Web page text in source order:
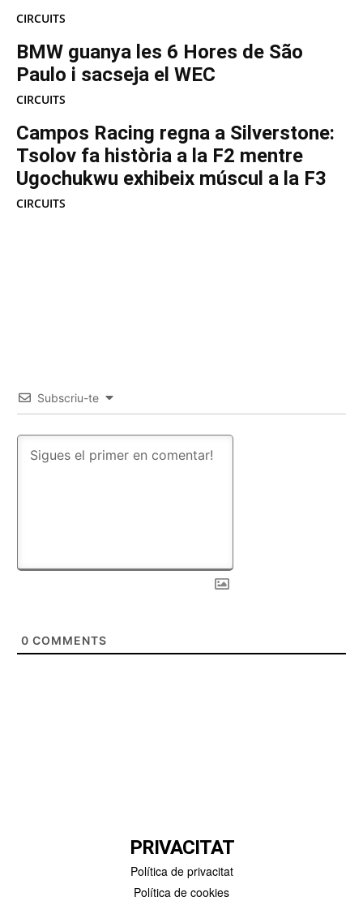
CIRCUITS
BMW guanya les 6 Hores de São
Paulo i sacseja el WEC
CIRCUITS
Campos Racing regna a Silverstone:
Tsolov fa història a la F2 mentre
Ugochukwu exhibeix múscul a la F3
CIRCUITS
Subscriu-te
0 COMMENTS
PRIVACITAT
Política de privacitat
Política de cookies